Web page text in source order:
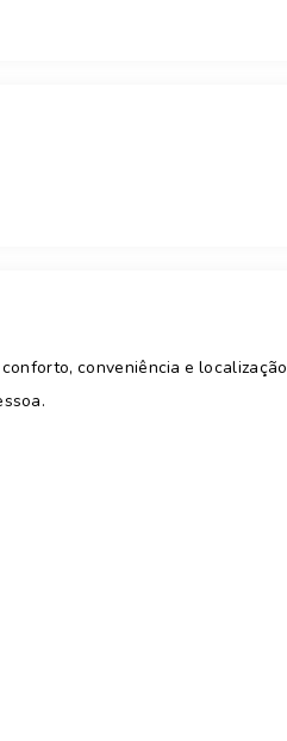
conveniência e localização